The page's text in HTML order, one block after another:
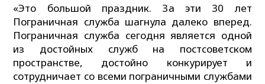
«Это большой праздник. За эти 30 лет
Пограничная служба шагнула далеко вперед.
Пограничная служба сегодня является одной
из достойных служб на постсоветском
пространстве, достойно конкурирует и
сотрудничает со всеми пограничными службами